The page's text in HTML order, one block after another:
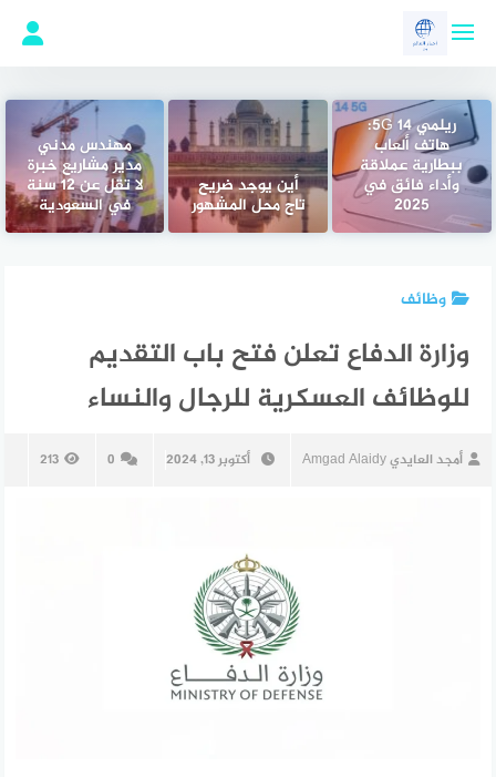
ريلمي 14 5G:
هاتف ألعاب
ببطارية عملاقة
وأداء فائق في
2025
أين يوجد ضريح
تاج محل المشهور
مهندس مدني
مدير مشاريع خبرة
لا تقل عن 12 سنة
في السعودية
وظائف
وزارة الدفاع تعلن فتح باب التقديم
للوظائف العسكرية للرجال والنساء
أمجد العايدي Amgad Alaidy أكتوبر 13, 2024 0
213